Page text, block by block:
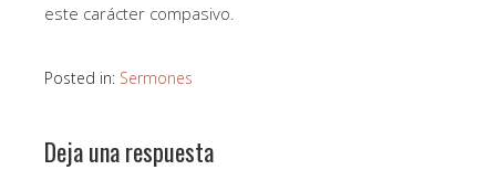
este carácter compasivo.
Posted in: Sermones
Deja una respuesta